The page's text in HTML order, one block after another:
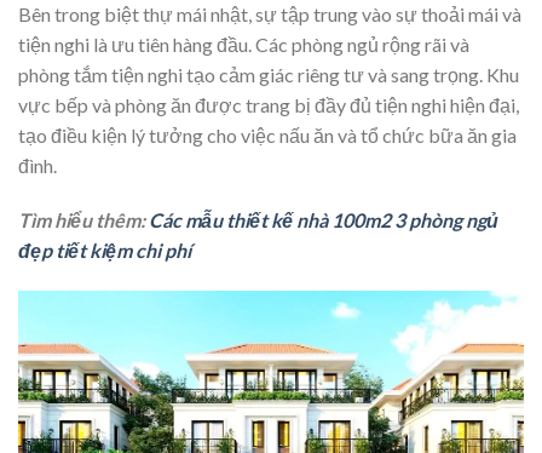
Bên trong biệt thự mái nhật , sự tập trung vào sự thoải mái và
tiện nghi là ưu tiên hàng đầu. Các phòng ngủ rộng rãi và
phòng tắm tiện nghi tạo cảm giác riêng tư và sang trọng. Khu
vực bếp và phòng ăn được trang bị đầy đủ tiện nghi hiện đại,
tạo điều kiện lý tưởng cho việc nấu ăn và tổ chức bữa ăn gia
đình.
Tìm hiểu thêm:Các mẫu thiết kế nhà 100m2 3 phòng ngủ
đẹp tiết kiệm chi phí